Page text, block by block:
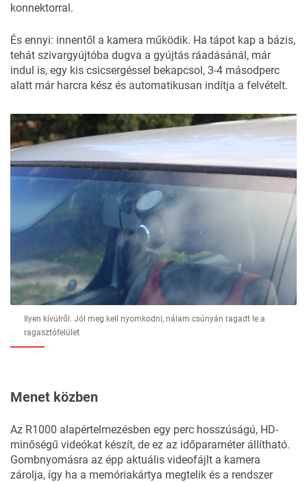
konnektorral.
És ennyi: innentől a kamera működik. Ha tápot kap a bázis,
tehát szivargyújtóba dugva a gyújtás ráadásánál, már
indul is, egy kis csicsergéssel bekapcsol, 3-4 másodperc
alatt már harcra kész és automatikusan indítja a felvételt.
Ilyen kívülről. Jól meg kell nyomkodni, nálam csúnyán ragadt le a
ragasztófelület
Menet közben
Az R1000 alapértelmezésben egy perc hosszúságú, HD-
minőségű videókat készít, de ez az időparaméter állítható.
Gombnyomásra az épp aktuális videofájlt a kamera
zárolja, így ha a memóriakártya megtelik és a rendszer